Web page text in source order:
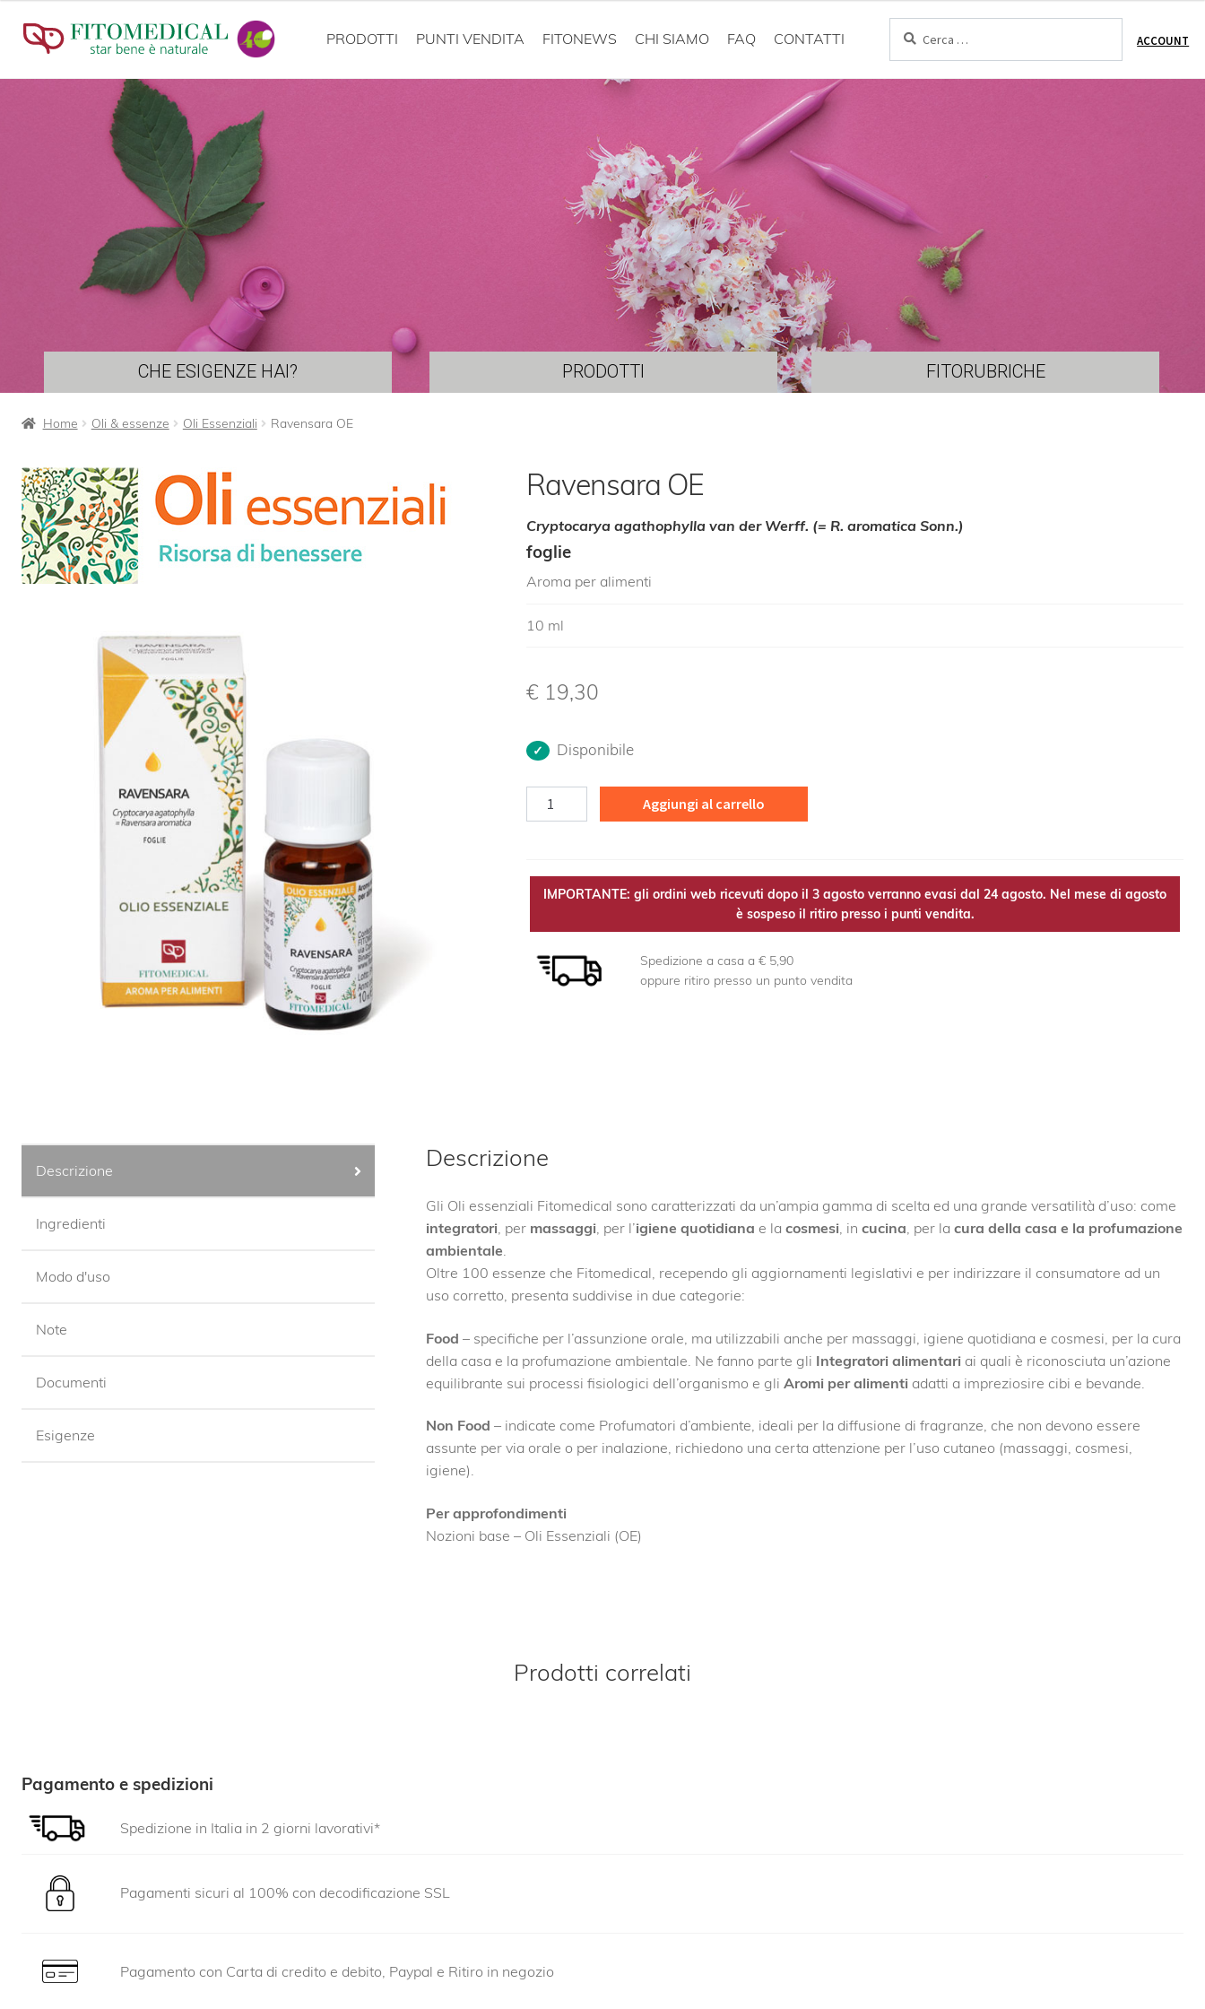
PRODOTTI PUNTI VENDITA FITONEWS CHI SIAMO FAQ CONTATTI ACCOUNT
CHE ESIGENZE HAI? FITORUBRICHE
PRODOTTI
Home Oli & essenze Oli Essenziali Ravensara OE
Ravensara OE
Cryptocarya agathophylla van der Werff. (= R. aromatica Sonn.)
foglie
Aroma per alimenti
10 ml
€ 19,30
Disponibile
Ravensara
OE
Aggiungi al carrello
IMPORTANTE: gli ordini web ricevuti dopo il 3 agosto verranno evasi dal 24 agosto. Nel mese di agosto
è sospeso il ritiro presso i punti vendita.
Spedizione a casa a € 5,90
oppure ritiro presso un punto vendita
Descrizione
Ingredienti
Modo d'uso
Note
Documenti
Esigenze
Descrizione
Gli Oli essenziali Fitomedical sono caratterizzati da un’ampia gamma di scelta ed una grande versatilità d’uso: come
integratori, per massaggi, per l’igiene quotidiana e la cosmesi, in cucina , per la cura della casa e la profumazione
ambientale
Oltre 100 essenze che Fitomedical, recependo gli aggiornamenti legislativi e per indirizzare il consumatore ad un
uso corretto, presenta suddivise in due categorie:
Food – specifiche per l’assunzione orale, ma utilizzabili anche per massaggi, igiene quotidiana e cosmesi, per la cura
della casa e la profumazione ambientale. Ne fanno parte gli Integratori alimentariai quali è riconosciuta un’azione
equilibrante sui processi fisiologici dell’organismo e gli Aromi per alimentiadatti a impreziosire cibi e bevande.
Non Food – indicate come Profumatori d’ambiente, ideali per la diffusione di fragranze, che non devono essere
assunte per via orale o per inalazione, richiedono una certa attenzione per l’uso cutaneo (massaggi, cosmesi,
igiene).
Per approfondimenti
Nozioni base – Oli Essenziali (OE)
Prodotti correlati
Pagamento e spedizioni
Spedizione in Italia in 2 giorni lavorativi*
Pagamenti sicuri al 100% con decodificazione SSL
Pagamento con Carta di credito e debito, Paypal e Ritiro in negozio